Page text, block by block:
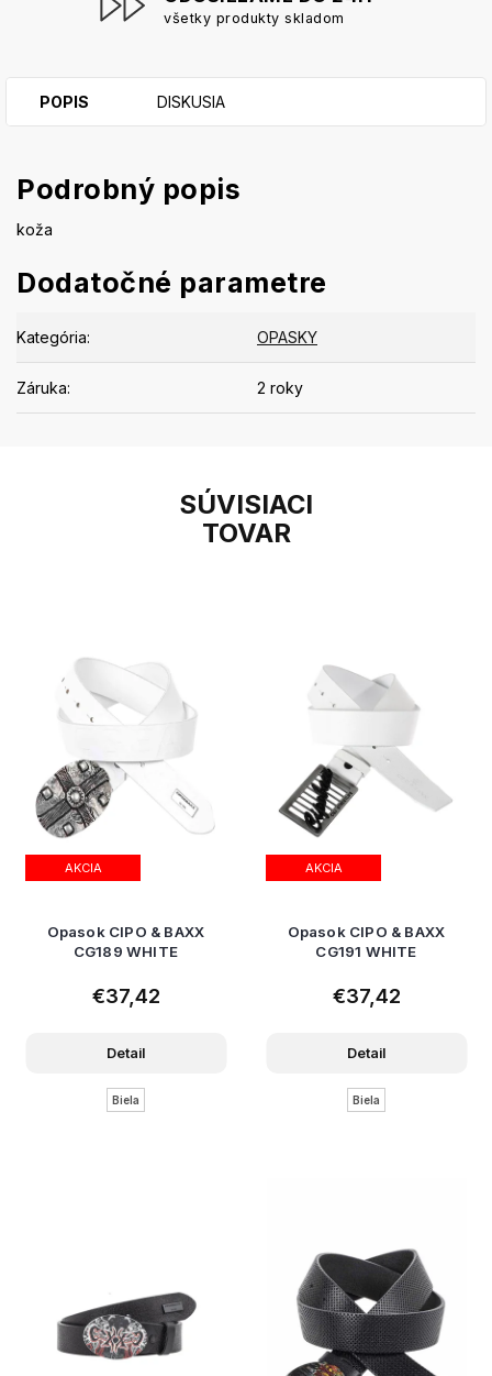
všetky produkty skladom
SÚVISIACI
TOVAR
AKCIA
Opasok CIPO & BAXX
CG189 WHITE
€37,42
Detail
Biela
AKCIA
Opasok CIPO & BAXX
CG191 WHITE
€37,42
Detail
Biela
POPIS DISKUSIA
Podrobný popis
koža
Dodatočné parametre
Kategória: OPASKY
Záruka: 2 roky